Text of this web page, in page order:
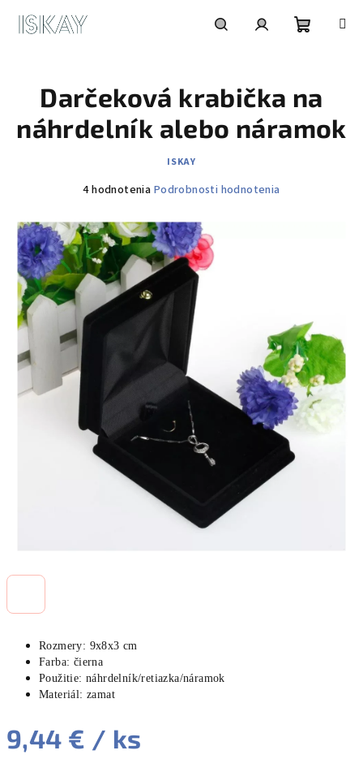
košík
Rozmery: 9x8x3 cm
Farba: čierna
Použitie: náhrdelník/retiazka/náramok
Materiál: zamat
9,44 € / ks
Darčeková krabička na
náhrdelník alebo náramok
ISKAY
Priemerné
produktu
je
5,0
z
hviezdičiek.
4 hodnotenia Podrobnosti hodnotenia